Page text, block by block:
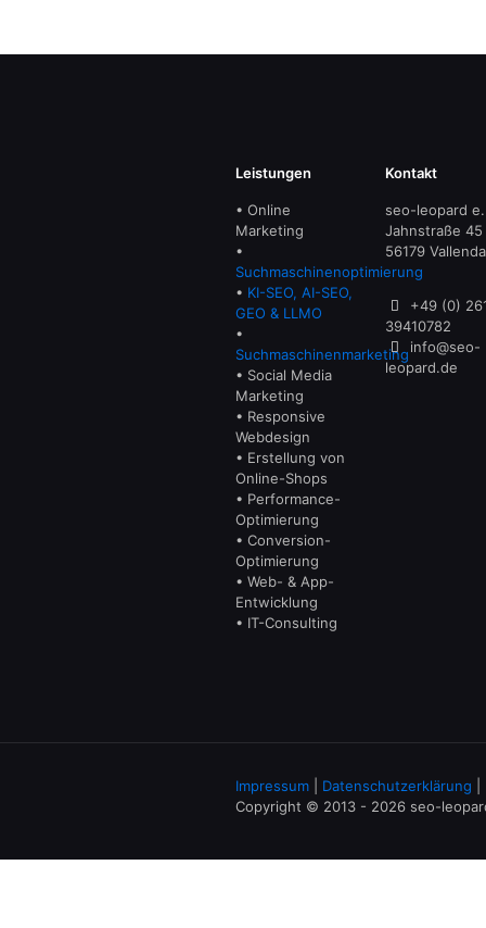
Leistungen
• Online
Marketing
•
Suchmaschinenoptimierung
• KI-SEO, AI-SEO,
GEO & LLMO
•
Suchmaschinenmarketing
• Social Media
Marketing
• Responsive
Webdesign
• Erstellung von
Online-Shops
• Performance-
Optimierung
• Conversion-
Optimierung
• Web- & App-
Entwicklung
• IT-Consulting
Kontakt
seo-leopard
Jahnstraße 45
56179
+49 (0)
39410782
info@seo-
leopard.de
Impressum Datenschutzerklärung
Copyright © 2013 - 2026 seo-